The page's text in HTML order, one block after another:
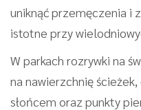
uniknąć przemęczenia i
istotne przy
W parkach rozrywki na
na nawierzchnię
słońcem oraz punkty